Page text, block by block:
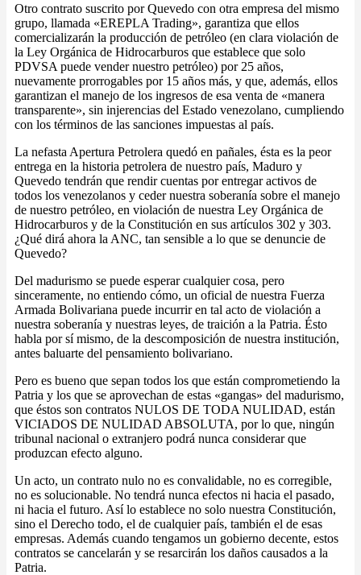
Otro contrato suscrito por Quevedo con otra empresa del mismo
grupo, llamada «EREPLA Trading», garantiza que ellos
comercializarán la producción de petróleo (en clara violación de
la Ley Orgánica de Hidrocarburos que establece que solo
PDVSA puede vender nuestro petróleo) por 25 años,
nuevamente prorrogables por 15 años más, y que, además, ellos
garantizan el manejo de los ingresos de esa venta de «manera
transparente», sin injerencias del Estado venezolano, cumpliendo
con los términos de las sanciones impuestas al país.
La nefasta Apertura Petrolera quedó en pañales, ésta es la peor
entrega en la historia petrolera de nuestro país, Maduro y
Quevedo tendrán que rendir cuentas por entregar activos de
todos los venezolanos y ceder nuestra soberanía sobre el manejo
de nuestro petróleo, en violación de nuestra Ley Orgánica de
Hidrocarburos y de la Constitución en sus artículos 302 y 303.
¿Qué dirá ahora la ANC, tan sensible a lo que se denuncie de
Quevedo?
Del madurismo se puede esperar cualquier cosa, pero
sinceramente, no entiendo cómo, un oficial de nuestra Fuerza
Armada Bolivariana puede incurrir en tal acto de violación a
nuestra soberanía y nuestras leyes, de traición a la Patria. Ésto
habla por sí mismo, de la descomposición de nuestra institución,
antes baluarte del pensamiento bolivariano.
Pero es bueno que sepan todos los que están comprometiendo la
Patria y los que se aprovechan de estas «gangas» del madurismo,
que éstos son contratos NULOS DE TODA NULIDAD, están
VICIADOS DE NULIDAD ABSOLUTA, por lo que, ningún
tribunal nacional o extranjero podrá nunca considerar que
produzcan efecto alguno.
Un acto, un contrato nulo no es convalidable, no es corregible,
no es solucionable. No tendrá nunca efectos ni hacia el pasado,
ni hacia el futuro. Así lo establece no solo nuestra Constitución,
sino el Derecho todo, el de cualquier país, también el de esas
empresas. Además cuando tengamos un gobierno decente, estos
contratos se cancelarán y se resarcirán los daños causados a la
Patria.